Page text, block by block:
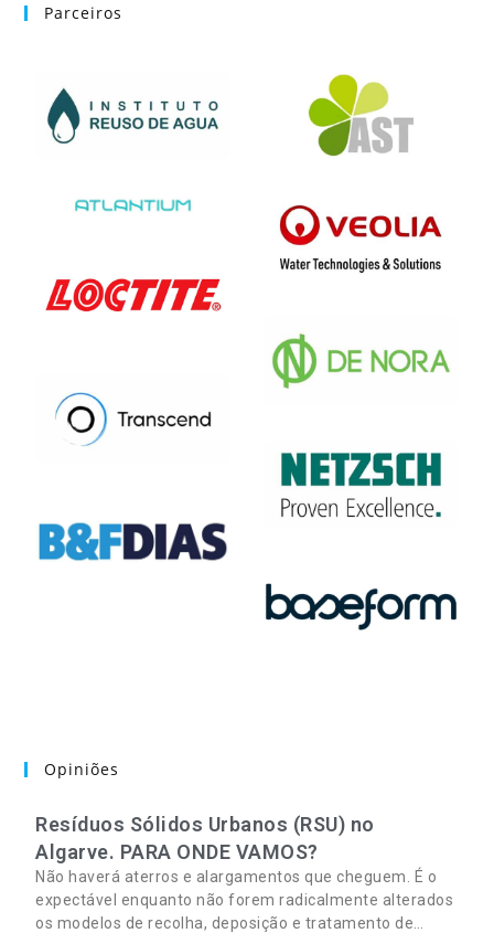
Parceiros
Opiniões
Resíduos Sólidos Urbanos (RSU) no
Algarve. PARA ONDE VAMOS?
Não haverá aterros e alargamentos que cheguem. É o
expectável enquanto não forem radicalmente alterados
os modelos de recolha, deposição e tratamento de